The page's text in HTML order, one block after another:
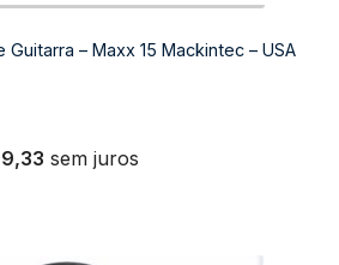
– Maxx 15 Mackintec – USA
sem juros